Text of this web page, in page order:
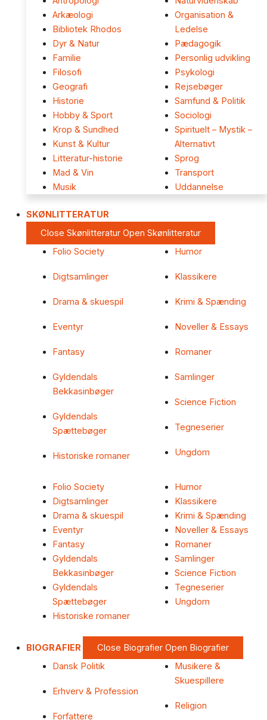
Arkæologi
Bibliotek Rhodos
Dyr & Natur
Familie
Filosofi
Geografi
Historie
Hobby & Sport
Krop & Sundhed
Kunst & Kultur
Litteratur-historie
Mad & Vin
Musik
Organisation &
Ledelse
Pædagogik
Personlig udvikling
Psykologi
Rejsebøger
Samfund & Politik
Sociologi
Spirituelt – Mystik –
Alternativt
Sprog
Transport
Uddannelse
SKØNLITTERATUR
Close Skønlitteratur Open Skønlitteratur
Folio Society
Digtsamlinger
Drama & skuespil
Eventyr
Fantasy
Gyldendals
Bekkasinbøger
Gyldendals
Spættebøger
Historiske romaner
Humor
Klassikere
Krimi & Spænding
Noveller & Essays
Romaner
Samlinger
Science Fiction
Tegneserier
Ungdom
Folio Society
Digtsamlinger
Drama & skuespil
Eventyr
Fantasy
Gyldendals
Bekkasinbøger
Gyldendals
Spættebøger
Historiske romaner
Humor
Klassikere
Krimi & Spænding
Noveller & Essays
Romaner
Samlinger
Science Fiction
Tegneserier
Ungdom
BIOGRAFIER Close Biografier Open Biografier
Dansk Politik
Erhverv & Profession
Forfattere
Musikere &
Skuespillere
Religion